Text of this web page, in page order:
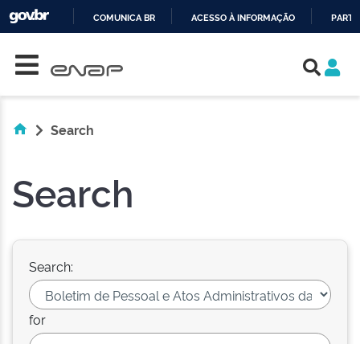
COMUNICA BR ACESSO À INFORMAÇÃO
Search
Search
Search:
for